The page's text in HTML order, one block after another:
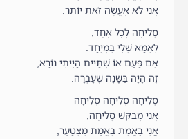
אֲנִי לֹא אֶעֱשֶׂה זֹאת יוֹתֵר.
סְלִיחָה לְכָל אֶחָד,
לְאִמָּא שֶׁלִּי בִּמְיֻחָד.
אִם פַּעַם אוֹ שְׁתַּיים הָיִיתִי נוֹרָא,
זֶה הָיָה בַּשָּׁנָה שֶׁעָבְרָה.
סְלִיחָה סְלִיחָה סְלִיחָה
אֲנִי מְבַקֵּשׁ סְלִיחָה,
אֲנִי בֶּאֱמֶת בֶּאֱמֶת מִצְטַעֵר,